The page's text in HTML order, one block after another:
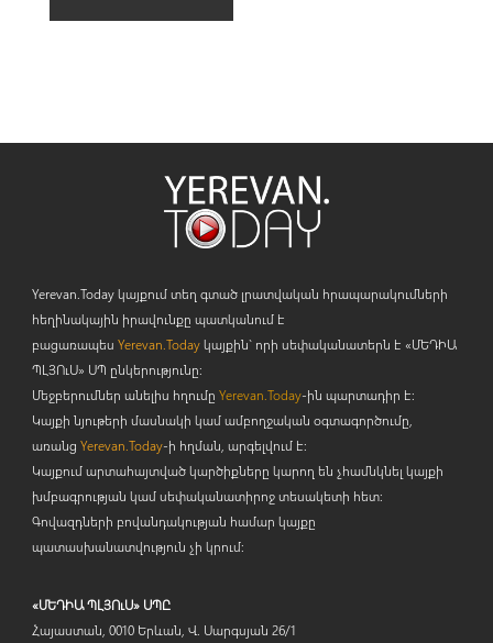
Yerevan.Today կայքում տեղ գտած լրատվական հրապարակումների
հեղինակային իրավունքը պատկանում է
բացառապես Yerevan.Todayկայքին` որի սեփականատերն է «ՄԵԴԻԱ
ՊԼՅՈւՍ» ՍՊ ընկերությունը։
Մեջբերումներ անելիս հղումը Yerevan.Today-ին պարտադիր է:
Կայքի նյութերի մասնակի կամ ամբողջական օգտագործումը,
առանց Yerevan.Today-ի հղման, արգելվում է:
Կայքում արտահայտված կարծիքները կարող են չհամնկնել կայքի
խմբագրության կամ սեփականատիրոջ տեսակետի հետ:
Գովազդների բովանդակության համար կայքը
պատասխանատվություն չի կրում:
«ՄԵԴԻԱ ՊԼՅՈւՍ» ՍՊԸ
Հայաստան, 0010 Երևան, Վ. Սարգսյան 26/1